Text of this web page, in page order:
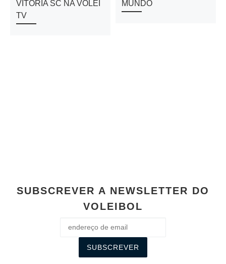
VITÓRIA SC NA VOLEI
TV
MUNDO
SUBSCREVER A NEWSLETTER DO
VOLEIBOL